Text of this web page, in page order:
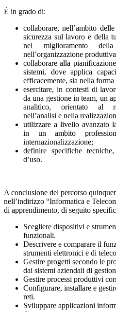
È in grado di:
collaborare, nell’ambito
sicurezza sul lavoro e della
nel miglioramento
nell’organizzazione
collaborare alla
sistemi, dove applica
efficacemente, sia nella forma
esercitare, in contesti di
da una gestione in team, un
analitico, orientato al
nell’analisi e nella
utilizzare a livello avanzato
in un ambito
internazionalizzazione;
definire specifiche
d’uso.
A conclusione del percorso
nell’indirizzo “Informatica e
di apprendimento, di seguito
Scegliere dispositivi e
funzionali.
Descrivere e comparare il
strumenti elettronici e di
Gestire progetti secondo le
dai sistemi aziendali di
Gestire processi produttivi
Configurare, installare e
reti.
Sviluppare applicazioni